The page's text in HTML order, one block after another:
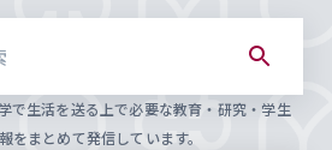
で生活を送る上で必要な教育・研究・学生
をまとめて発信しています。